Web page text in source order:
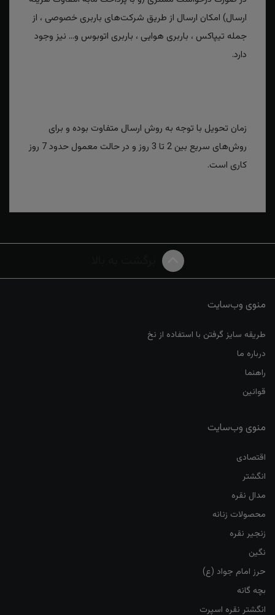
ارسال) امکان ارسال از طریق شرکت‌های باربری خصوصی ، از
جمله تیپاکس ، باربری هوایی ، باربری اتوبوس و... نیز وجود
دارد.
زمان تحویل با توجه به روش ارسال متفاوت بوده و برای
روش‌های سریع بین 2 تا 3 روز و در حالت معمول حدود 7 روز
کاری است.
منوی وب‌سایت
طریقه سایز گرفتن با استفاده از نخ
درباره ما
راهنما
قوانین
منوی وب‌سایت
اقتصادی
انگشتر
مدال نقره
محصولات زنانه
زنجیر نقره
نگین
حرز امام جواد (ع)
بچه گانه
انگشتر نقره اسپرت